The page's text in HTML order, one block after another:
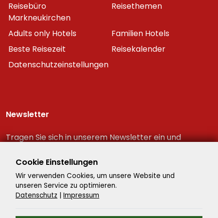
Reisebüro
Markneukirchen
Reisethemen
Adults only Hotels
Familien Hotels
Beste Reisezeit
Reisekalender
Datenschutzeinstellungen
Newsletter
Tragen Sie sich in unserem Newsletter ein und
Reiseschnäppchen!
Cookie Einstellungen
Wir verwenden Cookies, um unsere Website und
unseren Service zu optimieren.
Datenschutz | Impressum